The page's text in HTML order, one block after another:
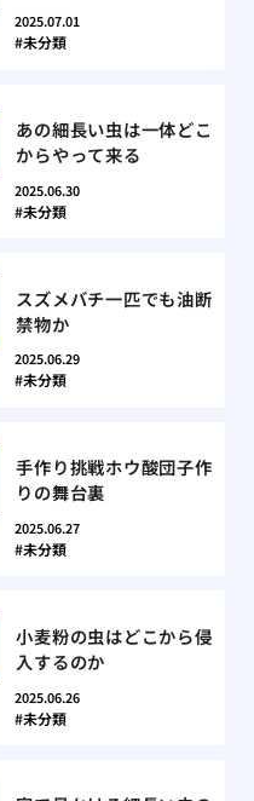
2025.07.01
未分類
あの細長い虫は一体どこ
からやって来る
2025.06.30
未分類
スズメバチ一匹でも油断
禁物か
2025.06.29
未分類
手作り挑戦ホウ酸団子作
りの舞台裏
2025.06.27
未分類
小麦粉の虫はどこから侵
入するのか
2025.06.26
未分類